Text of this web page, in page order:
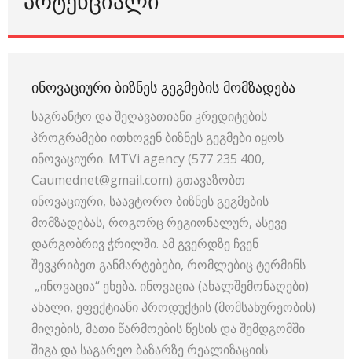
ᲘᲜᲝᲕᲐᲪᲘᲣᲠᲘ ᲑᲘᲖᲜᲔᲡ ᲒᲔᲒᲛᲔᲑᲘᲡ ᲛᲝᲛᲖᲐᲓᲔᲑᲐ
საგრანტო და შეღავათიანი კრედიტების
პროგრამები ითხოვენ ბიზნეს გეგმები იყოს
ინოვაციური. MTVi agency (577 235 400,
Caumednet@gmail.com) გთავაზობთ
ინოვაციური, საავტორო ბიზნეს გეგმების
მომზადებას, როგორც რეგიონალურ, ასევე
დარგობრივ ჭრილში. ამ გვერდზე ჩვენ
შევკრიბეთ განმარტებები, რომლებიც ტერმინს
„ინოვაცია“ ეხება. ინოვაცია (ახალშემონაღები)
ახალი, ეფექტიანი პროდუქტის (მომსახურეობის)
მიღების, მათი წარმოების წესის და შემდგომში
შიგა და საგარეო ბაზარზე რეალიზაციის